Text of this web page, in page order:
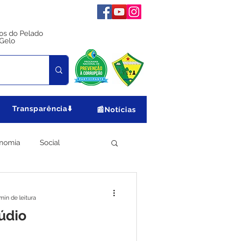
do Pelado
Transparência⬇️ 📰Notícias
Social
de leitura